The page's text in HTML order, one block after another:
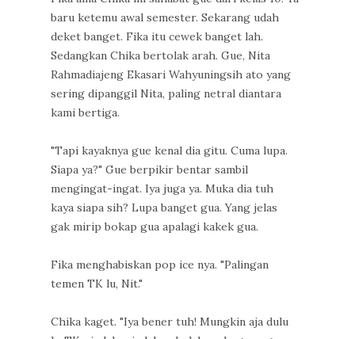
baru ketemu awal semester. Sekarang udah
deket banget. Fika itu cewek banget lah.
Sedangkan Chika bertolak arah. Gue, Nita
Rahmadiajeng Ekasari Wahyuningsih ato yang
sering dipanggil Nita, paling netral diantara
kami bertiga.
"Tapi kayaknya gue kenal dia gitu. Cuma lupa.
Siapa ya?" Gue berpikir bentar sambil
mengingat-ingat. Iya juga ya. Muka dia tuh
kaya siapa sih? Lupa banget gua. Yang jelas
gak mirip bokap gua apalagi kakek gua.
Fika menghabiskan pop ice nya. "Palingan
temen TK lu, Nit."
Chika kaget. "Iya bener tuh! Mungkin aja dulu